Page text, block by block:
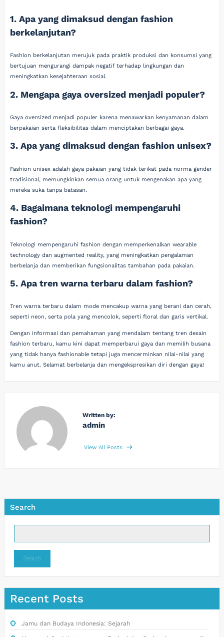
1. Apa yang dimaksud dengan fashion
berkelanjutan?
Fashion berkelanjutan merujuk pada praktik produksi dan konsumsi yang
bertujuan mengurangi dampak negatif terhadap lingkungan dan
meningkatkan kesejahteraan sosial.
2. Mengapa gaya oversized menjadi populer?
Gaya oversized menjadi populer karena menawarkan kenyamanan dalam
berpakaian serta fleksibilitas dalam menciptakan berbagai gaya.
3. Apa yang dimaksud dengan fashion unisex?
Fashion unisex adalah gaya pakaian yang tidak terikat pada norma gender
tradisional, memungkinkan semua orang untuk mengenakan apa yang
mereka suka tanpa batasan.
4. Bagaimana teknologi mempengaruhi
fashion?
Teknologi mempengaruhi fashion dengan memperkenalkan wearable
technology dan augmented reality, yang meningkatkan pengalaman
berbelanja dan memberikan fungsionalitas tambahan pada pakaian.
5. Apa tren warna terbaru dalam fashion?
Tren warna terbaru dalam mode mencakup warna yang berani dan cerah,
seperti neon, serta pola yang mencolok, seperti floral dan garis vertikal.
Dengan informasi dan pemahaman yang mendalam tentang tren desain
fashion terbaru, kamu kini dapat memperbarui gaya dan memilih busana
yang tidak hanya fashionable tetapi juga mencerminkan nilai-nilai yang
kamu anut. Selamat berbelanja dan mengekspresikan diri dengan gaya!
Written by:
admin
View All Posts
Search
Search
Recent Posts
Jamu dan Budaya Indonesia: Sejarah